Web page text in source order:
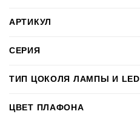
АРТИКУЛ
СЕРИЯ
ТИП ЦОКОЛЯ ЛАМПЫ И LED
ЦВЕТ ПЛАФОНА